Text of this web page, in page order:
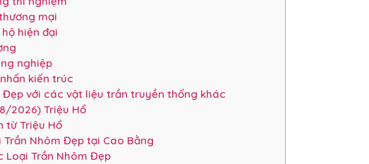
mại
hiện đại
nghiệp
kiến trúc
Đẹp với các vật liệu trần truyền thống khác
2026) Triệu Hổ
từ Triệu Hổ
Nhôm Đẹp tại Cao Bằng
Loại Trần Nhôm Đẹp